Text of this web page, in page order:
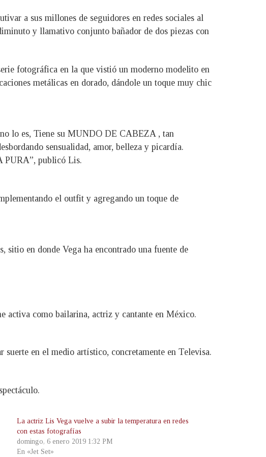
a sus millones de seguidores en redes sociales al
y llamativo conjunto bañador de dos piezas con
fotográfica en la que vistió un moderno modelito en
metálicas en dorado, dándole un toque muy chic
lo es, Tiene su MUNDO DE CABEZA , tan
sensualidad, amor, belleza y picardía.
publicó Lis.
el outfit y agregando un toque de
sitio en donde Vega ha encontrado una fuente de
activa como bailarina, actriz y cantante en México.
en el medio artístico, concretamente en Televisa.
La actriz Lis Vega vuelve a subir la temperatura en redes
con estas fotografías
domingo, 6 enero 2019 1:32 PM
En «Jet Set»